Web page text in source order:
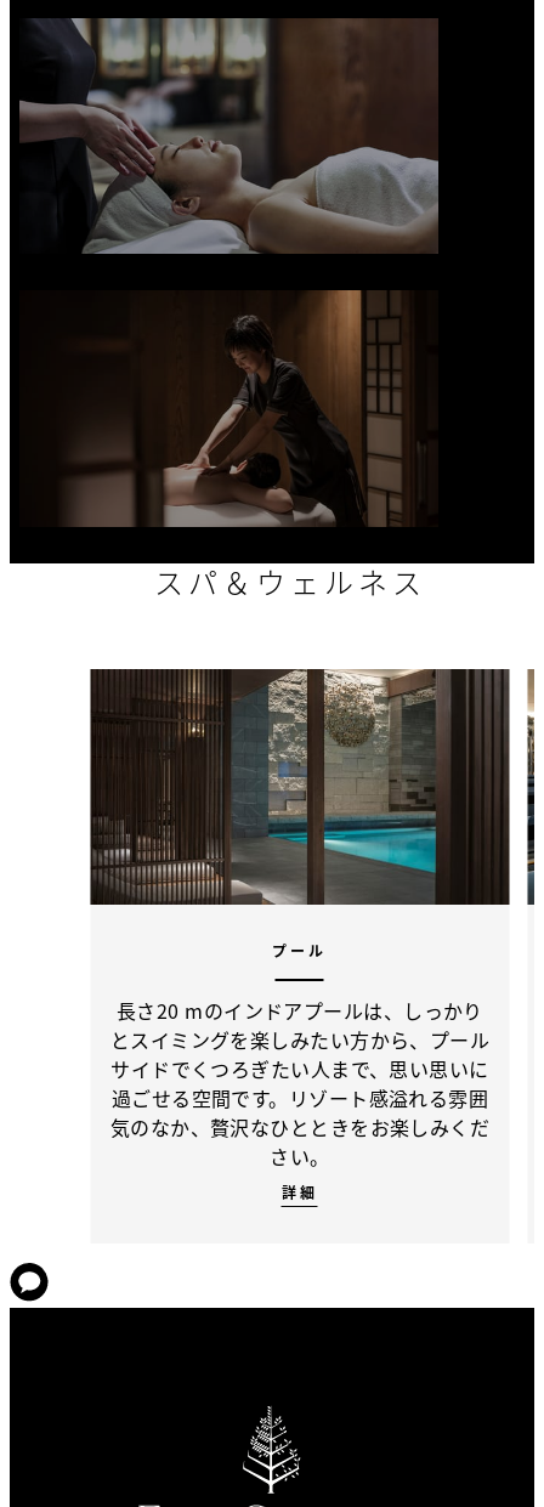
スパ＆ウェルネス
プール
長さ20 mのインドアプールは、しっかり
とスイミングを楽しみたい方から、プール
サイドでくつろぎたい人まで、思い思いに
過ごせる空間です。リゾート感溢れる雰囲
気のなか、贅沢なひとときをお楽しみくだ
さい。
詳細